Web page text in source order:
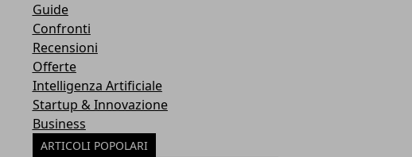
Guide
Confronti
Recensioni
Offerte
Intelligenza Artificiale
Startup & Innovazione
Business
ARTICOLI POPOLARI